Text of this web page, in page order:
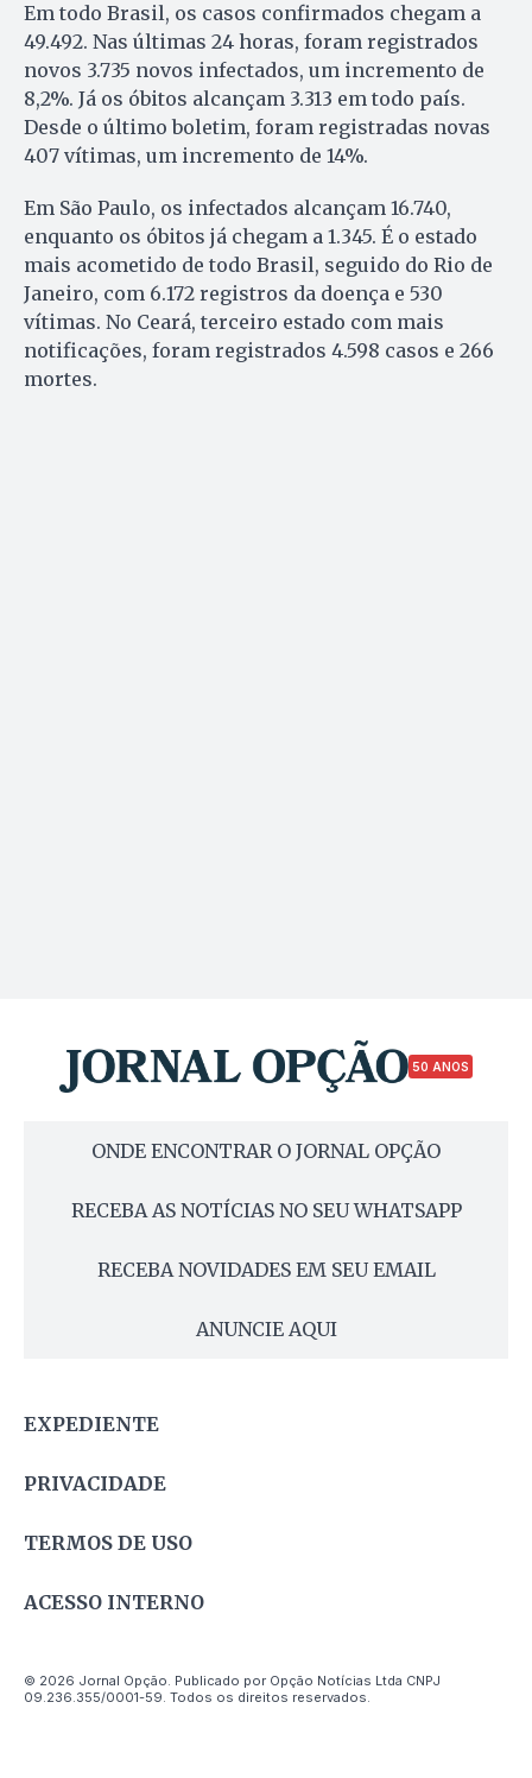
Em todo Brasil, os casos confirmados chegam a
49.492. Nas últimas 24 horas, foram registrados
novos 3.735 novos infectados, um incremento de
8,2%. Já os óbitos alcançam 3.313 em todo país.
Desde o último boletim, foram registradas novas
407 vítimas, um incremento de 14%.
Em São Paulo, os infectados alcançam 16.740,
enquanto os óbitos já chegam a 1.345. É o estado
mais acometido de todo Brasil, seguido do Rio de
Janeiro, com 6.172 registros da doença e 530
vítimas. No Ceará, terceiro estado com mais
notificações, foram registrados 4.598 casos e 266
mortes.
50 ANOS
ONDE ENCONTRAR O JORNAL OPÇÃO
RECEBA AS NOTÍCIAS NO SEU WHATSAPP
RECEBA NOVIDADES EM SEU EMAIL
ANUNCIE AQUI
EXPEDIENTE
PRIVACIDADE
TERMOS DE USO
ACESSO INTERNO
© 2026 Jornal Opção. Publicado por Opção Notícias Ltda CNPJ
09.236.355/0001-59. Todos os direitos reservados.